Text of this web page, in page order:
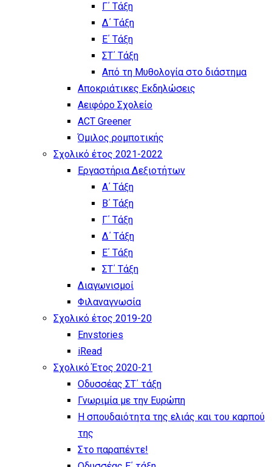
Γ΄ Τάξη
Δ΄ Τάξη
Ε΄ Τάξη
ΣΤ΄ Τάξη
Από τη Μυθολογία στο διάστημα
Αποκριάτικες Εκδηλώσεις
Αειφόρο Σχολείο
ACT Greener
Όμιλος ρομποτικής
Σχολικό έτος 2021-2022
Εργαστήρια Δεξιοτήτων
Α΄ Τάξη
Β΄ Τάξη
Γ΄ Τάξη
Δ΄ Τάξη
Ε΄ Τάξη
ΣΤ΄ Τάξη
Διαγωνισμοί
Φιλαναγνωσία
Σχολικό έτος 2019-20
Envstories
iRead
Σχολικό Έτος 2020-21
Οδυσσέας ΣΤ΄ τάξη
Γνωριμία με την Ευρώπη
Η σπουδαιότητα της ελιάς και του καρπού
της
Στο παραπέντε!